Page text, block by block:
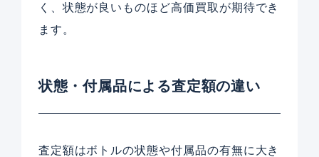
く、状態が良いものほど高価買取が期待でき
ます。
状態・付属品による査定額の違い
査定額はボトルの状態や付属品の有無に大き